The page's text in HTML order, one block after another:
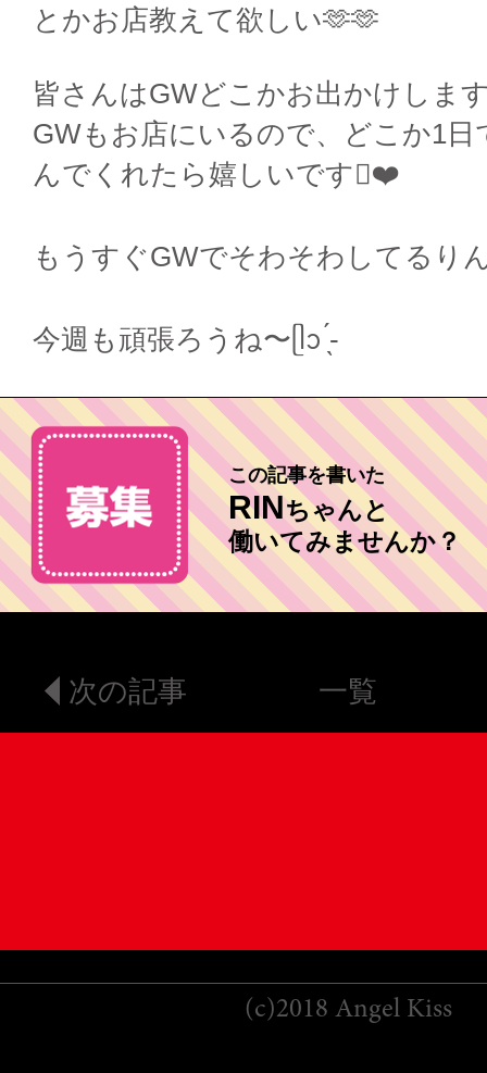
とかお店教えて欲しい🫶🫶
皆さんはGWどこかお出かけしま
GWもお店にいるので、どこか1日
んでくれたら嬉しいです🫪❤️
もうすぐGWでそわそわしてるり
今週も頑張ろうね〜ᥫᩣ ̖́-
この記事を書いた
RINちゃんと
働いてみませんか？
次の記事 一覧
(c)2018 Angel Kiss